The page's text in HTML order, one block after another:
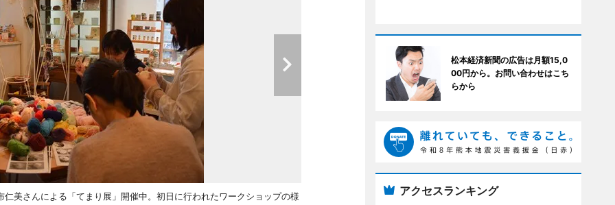
美さんによる「てまり展」開催中。初日に行われたワークショップの様
松本経済新聞の広告は月額15,0
00円から。お問い合わせはこち
らから
アクセスランキング